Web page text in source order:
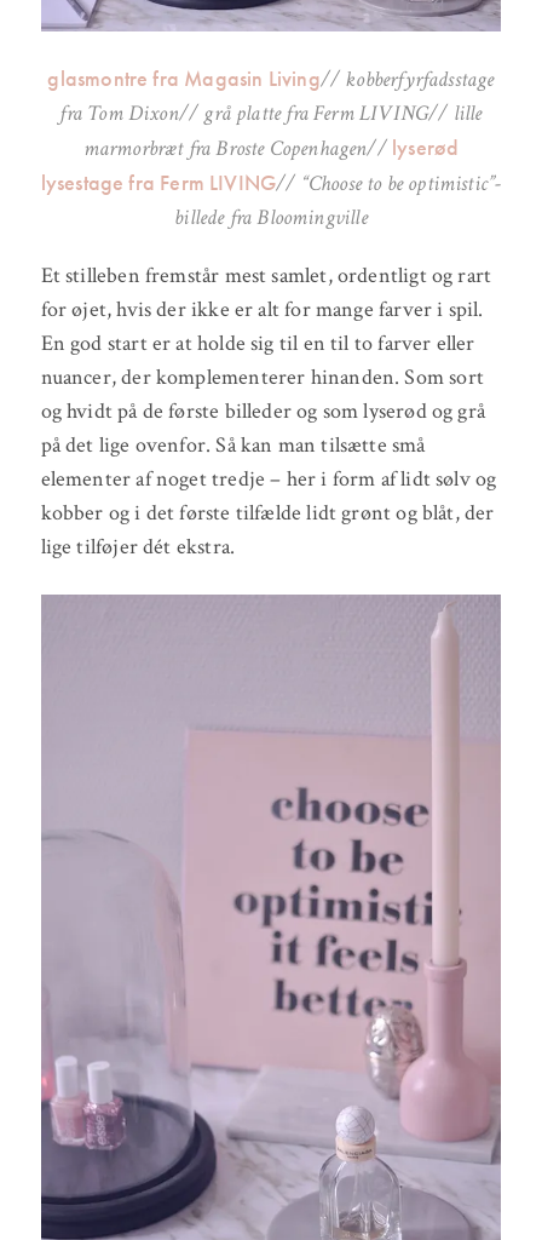
glasmontre fra Magasin Living// kobberfyrfadsstage
fra Tom Dixon// grå platte fra Ferm LIVING// lille
marmorbræt fra Broste Copenhagen// lyserød
lysestage fra Ferm LIVING// “Choose to be optimistic”-
billede fra Bloomingville
Et stilleben fremstår mest samlet, ordentligt og rart
for øjet, hvis der ikke er alt for mange farver i spil.
En god start er at holde sig til en til to farver eller
nuancer, der komplementerer hinanden. Som sort
og hvidt på de første billeder og som lyserød og grå
på det lige ovenfor. Så kan man tilsætte små
elementer af noget tredje – her i form af lidt sølv og
kobber og i det første tilfælde lidt grønt og blåt, der
lige tilføjer dét ekstra.